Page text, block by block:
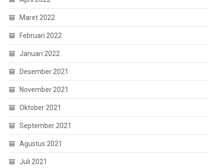
Maret 2022
Februari 2022
Januari 2022
Desember 2021
November 2021
Oktober 2021
September 2021
Agustus 2021
Juli 2021